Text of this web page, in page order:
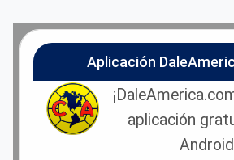
Aplicación
aplicación